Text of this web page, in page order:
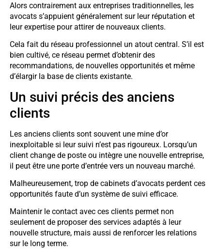
Alors contrairement aux entreprises traditionnelles, les
avocats s’appuient généralement sur leur réputation et
leur expertise pour attirer de nouveaux clients.
Cela fait du réseau professionnel un atout central. S’il est
bien cultivé, ce réseau permet d’obtenir des
recommandations, de nouvelles opportunités et même
d’élargir la base de clients existante.
Un suivi précis des anciens
clients
Les anciens clients sont souvent une mine d’or
inexploitable si leur suivi n’est pas rigoureux. Lorsqu’un
client change de poste ou intègre une nouvelle entreprise,
il peut être une porte d’entrée vers un nouveau marché.
Malheureusement, trop de cabinets d’avocats perdent ces
opportunités faute d’un système de suivi efficace.
Maintenir le contact avec ces clients permet non
seulement de proposer des services adaptés à leur
nouvelle structure, mais aussi de renforcer les relations
sur le long terme.